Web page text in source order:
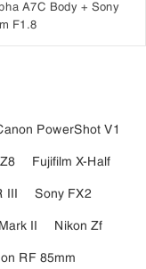
A7C Body + Sony
F1.8
PowerShot V1
Fujifilm X-Half
III
Sony FX2
II
Nikon Zf
RF 85mm